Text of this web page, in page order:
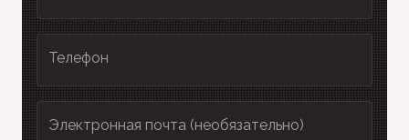
Телефон
Электронная почта (необязательно)